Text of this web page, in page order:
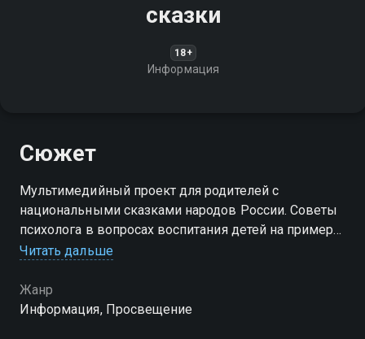
сказки
18+
Информация
Сюжет
Мультимедийный проект для родителей с
национальными сказками народов России. Советы
психолога в вопросах воспитания детей на примере
сказок
Читать дальше
Жанр
Информация, Просвещение